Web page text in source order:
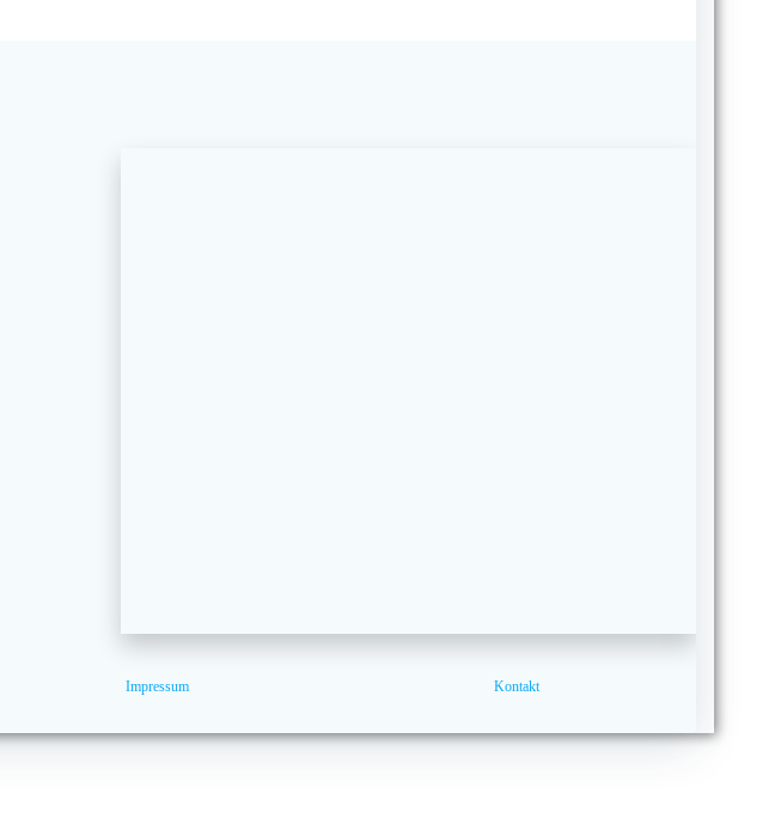
Impressum Kontakt